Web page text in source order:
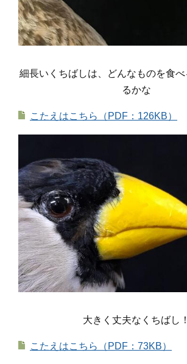
細長いくちばしは、どんなものを食
るかな
こたえはこちら（PDF：126KB）
大きく丈夫なくちばし！
こたえはこちら（PDF：73KB）